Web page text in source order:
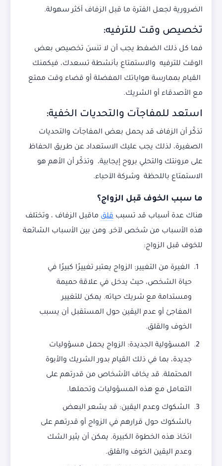
الضرورية لجعل الفترة ما قبل الزفاف أكثر سهولة.
تخصيص وقت للترفيه:
فما كل ذلك الضغط يجب أن لا تنسَ تخصيص بعض
الوقت للترفيه والاستمتاع بأنشطة تسعدك، فيكمنك
القيام بممارسة هواياتك المفضلة أو قضاء وقت ممتع
مع الأصدقاء أو الشريك.
استعد للمفاجآت والتحديات الخفية:
تذكّر أن الزفاف قد يحمل بعض المفاجآت والتحديات
الصغيرة، لذلك يجب عليك الاستعداد عن طريق الحفاظ
على مرونتك والتحلي بروح إيجابية، وتذكّر أن الأهم هو
الاستمتاع باللحظة وشركة الآحباء.
ما سبب الخوف قبل الزواج؟
هناك عدة أسباب قد تسبب قلق ماقبل الزفاف ، وتختلف
هذه الأسباب من شخص لآخر. ومن بين الأسباب الشائعة
للخوف قبل الزواج:
الغيرة من التغيير: الزواج يعتبر تغييرًا كبيرًا في
حياة الشخص، حيث يدخل في علاقة حميمة
ومستدامة مع شريك حياته. يمكن للتغيير
المفاجئ أو عدم اليقين حول المستقبل أن يسبب
الخوف والقلق.
المسؤولية الجديدة: الزواج يحمل مسؤوليات
جديدة، بما في ذلك القيام بدور الشريك والأبوة
المحتملة. قد يخاف الأشخاص من قدرتهم على
التعامل مع هذه المسؤوليات وتحملها.
الشكوك وعدم اليقين: قد يشعر البعض
بالشكوك حول قرارهم في الزواج أو قدرتهم على
اتخاذ هذه الخطوة الكبيرة. يمكن أن يثير الشك
وعدم اليقين الخوف والقلق.